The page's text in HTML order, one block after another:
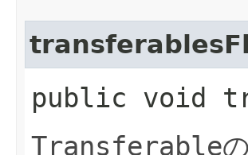
public void
Transferableの